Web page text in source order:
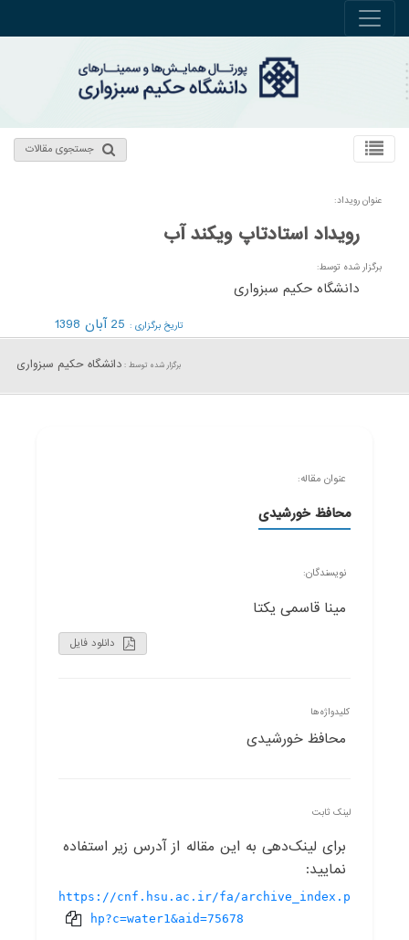
جستجوی مقالات
عنوان رویداد:
رویداد استادتاپ ویکند آب
برگزار شده توسط:
دانشگاه حکیم سبزواری
تاریخ برگزاری :
برگزار شده توسط : دانشگاه حکیم سبزواری
عنوان مقاله:
محافظ خورشیدی
نویسندگان:
مینا قاسمی یکتا
دانلود فایل
کلیدواژه‌ها
محافظ خورشیدی
لینک ثابت
برای لینک‌دهی به این مقاله از آدرس زیر استفاده
نمایید:
https://cnf.hsu.ac.ir/fa/archive_index.p
hp?c=water1&aid=75678